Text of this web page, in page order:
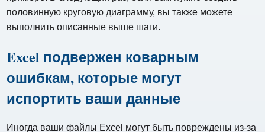
половинную круговую диаграмму, вы также можете
выполнить описанные выше шаги.
Excel подвержен коварным
ошибкам, которые могут
испортить ваши данные
Иногда ваши файлы Excel могут быть повреждены из-за